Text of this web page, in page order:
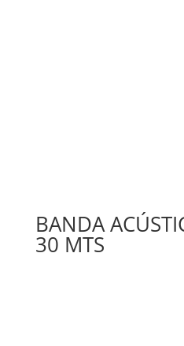
BANDA
30 MTS